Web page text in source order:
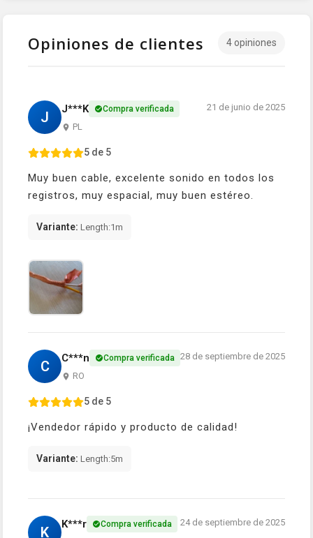
Opiniones de clientes 4 opiniones
J J***K Compra verificada
PL
21 de junio de 2025
5 de 5
Muy buen cable, excelente sonido en todos los
registros, muy espacial, muy buen estéreo.
Variante: Length:1m
C C***n Compra verificada
RO
28 de septiembre de 2025
5 de 5
¡Vendedor rápido y producto de calidad!
Variante: Length:5m
K K***r Compra verificada 24 de septiembre de 2025